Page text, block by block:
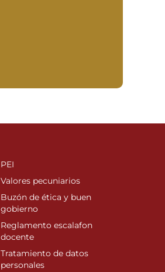
PEI
Valores pecuniarios
Buzón de ética y buen
gobierno
Reglamento escalafon
docente
Tratamiento de datos
personales